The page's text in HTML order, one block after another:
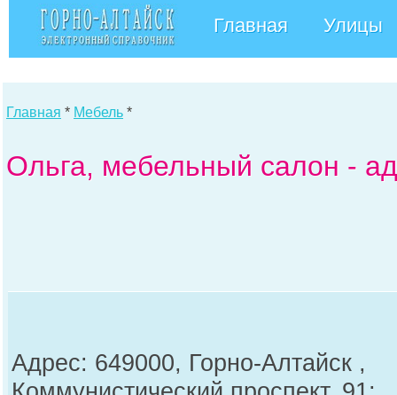
Главная Улицы
Главная * Мебель *
Ольга, мебельный салон -
Адрес: 649000, Горно-Алтайск ,